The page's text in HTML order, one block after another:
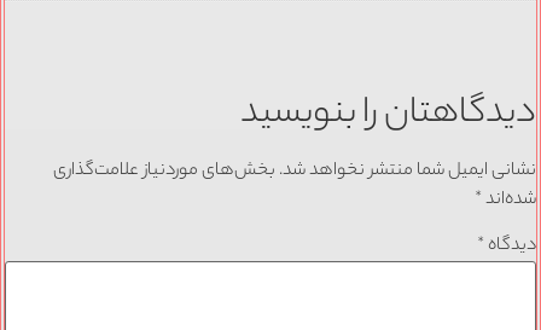
دیدگاهتان را بنویسید
نشانی ایمیل شما منتشر نخواهد شد. بخش‌های موردنیاز علامت‌گذاری
شده‌اند*
دیدگاه *